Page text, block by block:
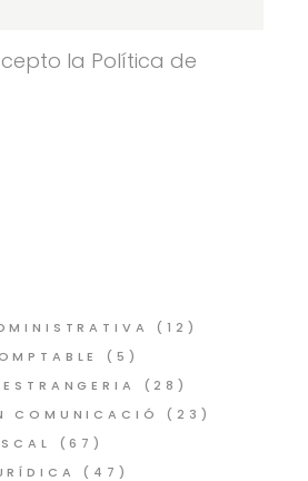
la Política de
(12)
(5)
(28)
COMUNICACIÓ
(23)
(67)
(47)